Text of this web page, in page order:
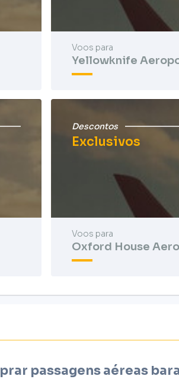
Voos para
Yellowknife
Descontos
Exclusivos
Voos para
Oxford House
passagens aéreas